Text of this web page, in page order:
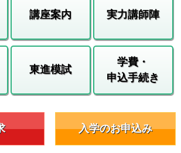
講座案内 実力講師陣
東進模試
学費・
申込手続き
入学のお申込み